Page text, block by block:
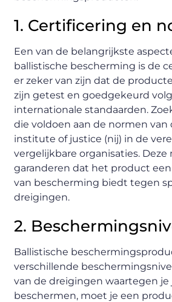
1. Certificering en
Een van de belangrijkste
ballistische bescherming is de
er zeker van zijn dat de
zijn getest en goedgekeurd
internationale standaarden.
die voldoen aan de normen van
institute of justice (nij) in de
vergelijkbare organisaties. Deze
garanderen dat het product
van bescherming biedt tegen
dreigingen.
2.
Ballistische
verschillende
van de dreigingen waartegen je
beschermen, moet je een